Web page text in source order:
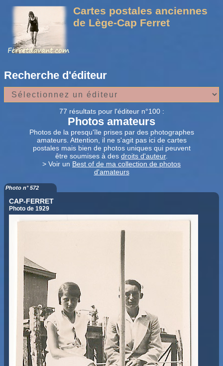
Cartes postales anciennes
de Lège-Cap Ferret
Recherche d'éditeur
77 résultats pour l'éditeur n°100 :
Photos amateurs
Photos de la presqu'île prises par des photographes
amateurs. Attention, il ne s'agit pas ici de cartes
postales mais bien de photos uniques qui peuvent
être soumises à des droits d'auteur.
> Voir un Best of de ma collection de photos
d'amateurs
Photo n° 572
CAP-FERRET
Photo de 1929